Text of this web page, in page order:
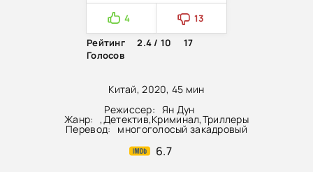
Китай, 2020, 45 мин
Режиссер: Ян Дун
Жанр: ,Детектив,Криминал,Триллеры
Перевод: многоголосый закадровый
6.7
4
13
Рейтинг
2.4 / 10
17
Голосов